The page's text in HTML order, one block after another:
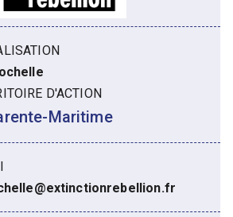
D'ACTION
Maritime